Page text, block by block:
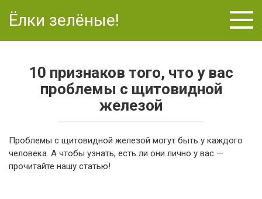
Ёлки зелёные!
10 признаков того, что у вас
проблемы с щитовидной
железой
Проблемы с щитовидной железой могут быть у каждого
человека. А чтобы узнать, есть ли они лично у вас —
прочитайте нашу статью!